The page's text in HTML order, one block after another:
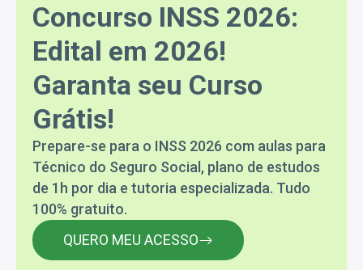
Concurso INSS 2026:
Edital em 2026!
Garanta seu Curso
Grátis!
Prepare-se para o INSS 2026 com aulas para
Técnico do Seguro Social, plano de estudos
de 1h por dia e tutoria especializada. Tudo
100% gratuito.
QUERO MEU ACESSO